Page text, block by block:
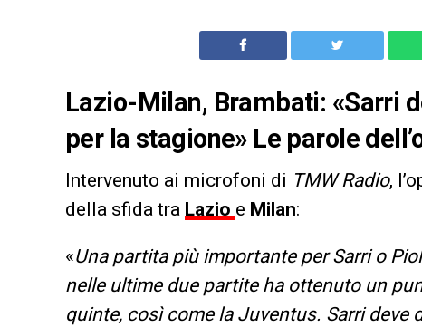
Lazio-Milan, Brambati: «Sarri
per la stagione» Le parole
Intervenuto ai microfoni di TMW Radio,
della sfida tra Lazio e Milan:
«Una partita più importante per Sarri o
nelle ultime due partite ha ottenuto un
quinte, così come la Juventus. Sarri